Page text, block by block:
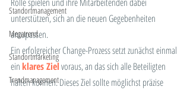
Standortmanagement
Megatrend
Standortmarketing
Trendmanagement
unterstützen, sich an die neuen Gegebenheiten
anzupassen.
Ein erfolgreicher Change-Prozess setzt zunächst einmal
ein klares Ziel voraus, an das sich alle Beteiligten
halten können. Dieses Ziel sollte möglichst präzise